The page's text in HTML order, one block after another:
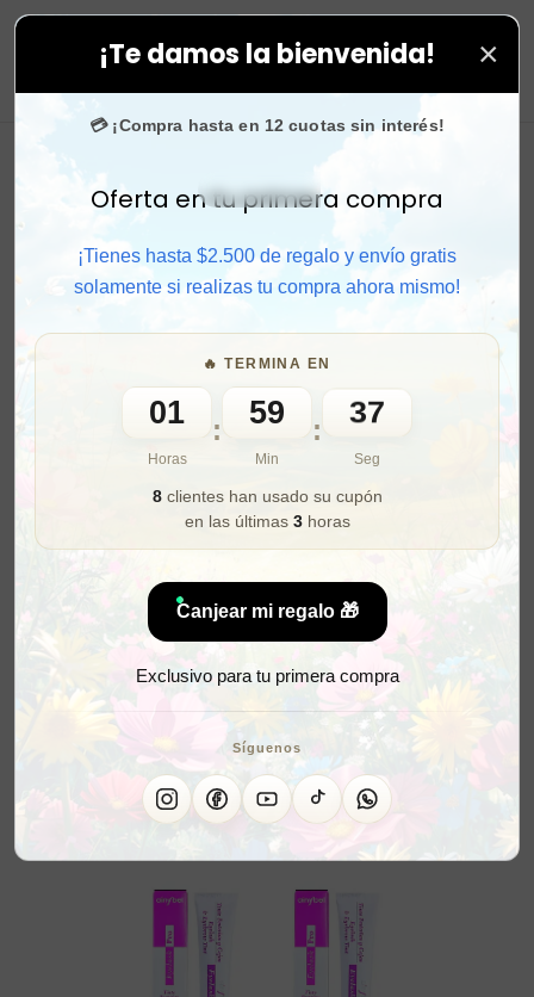
¡Te damos la bienvenida! ×
💳 ¡Compra hasta en 12 cuotas sin interés!
Activar sonido
Oferta en tu primera compra
¡Tienes hasta $2.500 de regalo y envío gratis
solamente si realizas tu compra ahora mismo!
🔥 TERMINA EN
01
Horas
: 59
Min
: 35
Seg
8clientes han usado su cupón
en las últimas 3horas
Canjear mi regalo 🎁
Exclusivo para tu primera compra
Síguenos
compras. ⚡ Compra rápido y aprovecha. 💙